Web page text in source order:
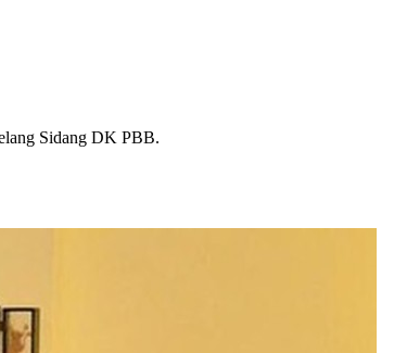
Sidang DK PBB.